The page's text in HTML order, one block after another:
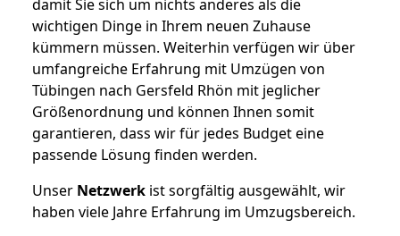
damit Sie sich um nichts anderes als die
wichtigen Dinge in Ihrem neuen Zuhause
kümmern müssen. Weiterhin verfügen wir über
umfangreiche Erfahrung mit Umzügen von
Tübingen nach Gersfeld Rhön mit jeglicher
Größenordnung und können Ihnen somit
garantieren, dass wir für jedes Budget eine
passende Lösung finden werden.
Unser Netzwerk ist sorgfältig ausgewählt, wir
haben viele Jahre Erfahrung im Umzugsbereich.